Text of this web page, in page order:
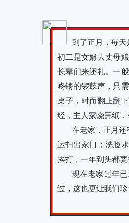
到了正月，每天
初二是女婿去丈母
长辈们来还礼。一
咚锵的锣鼓声，只
桌子，时而翻上翻
经，主人家烧完纸
在老家，正月
运扫出家门；洗脸
挨打，一年到头都
现在老家过年
过，这也更让我们珍